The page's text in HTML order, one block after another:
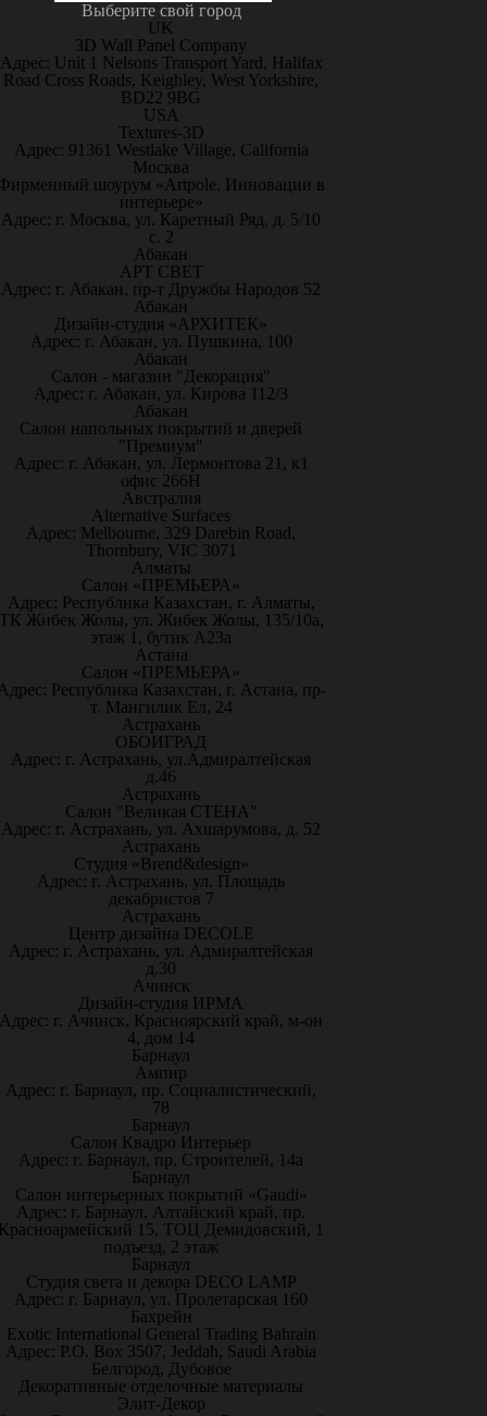
Выберите свой город
UK
3D Wall Panel Company
Адрес: Unit 1 Nelsons Transport Yard, Halifax
Road Cross Roads, Keighley, West Yorkshire,
BD22 9BG
USA
Textures-3D
Адрес: 91361 Westlake Village, California
Москва
шоурум «Artpole. Инновации в
интерьере»
Адрес: г. Москва, ул. Каретный Ряд, д. 5/10
с. 2
Абакан
АРТ СВЕТ
Адрес: г. Абакан, пр-т Дружбы Народов 52
Абакан
Дизайн-студия «АРХИТЕК»
Адрес: г. Абакан, ул. Пушкина, 100
Абакан
Салон - магазин "Декорация"
Адрес: г. Абакан, ул. Кирова 112/3
Абакан
Салон напольных покрытий и дверей
"Премиум"
Адрес: г. Абакан, ул. Лермонтова 21, к1
офис 266Н
Австралия
Alternative Surfaces
Адрес: Melbourne, 329 Darebin Road,
Thornbury, VIC 3071
Алматы
Салон «ПРЕМЬЕРА»
Адрес: Республика Казахстан, г. Алматы,
Жибек Жолы, ул. Жибек Жолы, 135/10а,
этаж 1, бутик А23а
Астана
Салон «ПРЕМЬЕРА»
Республика Казахстан, г. Астана, пр-
т. Мангилик Ел, 24
Астрахань
ОБОИГРАД
Адрес: г. Астрахань, ул.Адмиралтейская
д.46
Астрахань
Салон "Великая СТЕНА"
Адрес: г. Астрахань, ул. Ахшарумова, д. 52
Астрахань
Студия «Brend&design»
Адрес: г. Астрахань, ул. Площадь
декабристов 7
Астрахань
Центр дизайна DECOLE
Адрес: г. Астрахань, ул. Адмиралтейская
д.30
Ачинск
Дизайн-студия ИРМА
Адрес: г. Ачинск, Красноярский край, м-он
4, дом 14
Барнаул
Ампир
Адрес: г. Барнаул, пр. Социалистический,
78
Барнаул
Салон Квадро Интерьер
Адрес: г. Барнаул, пр. Строителей, 14а
Барнаул
Салон интерьерных покрытий «Gaudi»
Адрес: г. Барнаул, Алтайский край, пр.
15, ТОЦ Демидовский, 1
подъезд, 2 этаж
Барнаул
Студия света и декора DECO LAMP
Адрес: г. Барнаул, ул. Пролетарская 160
Бахрейн
Exotic International General Trading Bahrain
Адрес: P.O. Box 3507, Jeddah, Saudi Arabia
Белгород, Дубовое
Декоративные отделочные материалы
Элит-Декор